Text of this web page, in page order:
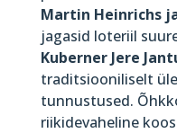
Martin Heinrichs
jagasid loteriil
Kuberner Jere
traditsiooniliselt
tunnustused.
riikidevaheline